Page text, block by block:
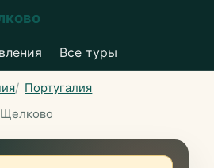
Все туры
Португалия